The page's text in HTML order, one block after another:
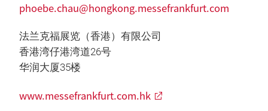
phoebe.chau@hongkong.messefrankfurt.com
法兰克福展览（香港）有限公司
香港湾仔港湾道26号
华润大厦35楼
www.messefrankfurt.com.hk